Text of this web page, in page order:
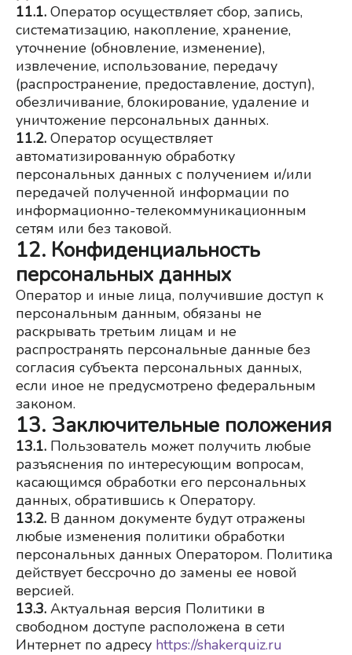
11.1. Оператор осуществляет сбор, запись,
систематизацию, накопление, хранение,
уточнение (обновление, изменение),
извлечение, использование, передачу
(распространение, предоставление, доступ),
обезличивание, блокирование, удаление и
уничтожение персональных данных.
11.2. Оператор осуществляет
автоматизированную обработку
персональных данных с получением и/или
передачей полученной информации по
информационно-телекоммуникационным
сетям или без таковой.
12. Конфиденциальность
персональных данных
Оператор и иные лица, получившие доступ к
персональным данным, обязаны не
раскрывать третьим лицам и не
распространять персональные данные без
согласия субъекта персональных данных,
если иное не предусмотрено федеральным
законом.
13. Заключительные положения
13.1. Пользователь может получить любые
разъяснения по интересующим вопросам,
касающимся обработки его персональных
данных, обратившись к Оператору.
13.2. В данном документе будут отражены
любые изменения политики обработки
персональных данных Оператором. Политика
действует бессрочно до замены ее новой
версией.
13.3. Актуальная версия Политики в
свободном доступе расположена в сети
Интернет по адресу https://shakerquiz.ru